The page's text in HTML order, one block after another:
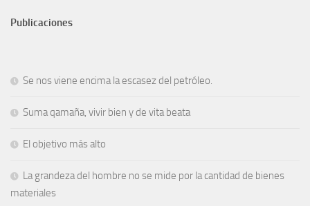
Publicaciones
Se nos viene encima la escasez del petróleo.
Suma qamaña, vivir bien y de vita beata
El objetivo más alto
La grandeza del hombre no se mide por la cantidad de bienes
materiales